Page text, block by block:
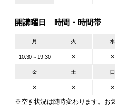
開講曜日 時間・時間帯
月 火 水
10:30～19:30 ✕ ✕
金 土 日
✕ ✕ ✕
※空き状況は随時変わります。お